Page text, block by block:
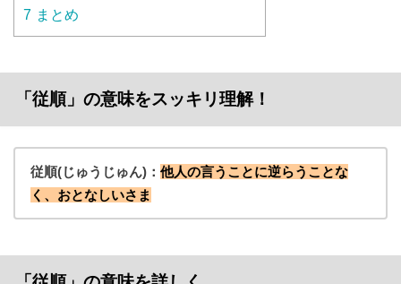
7 まとめ
「従順」の意味をスッキリ理解！
従順(じゅうじゅん)： 他人の言うことに逆らうことな
く、おとなしいさま